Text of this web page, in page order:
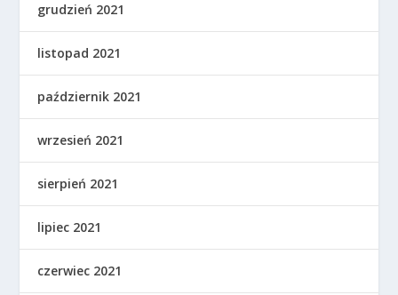
grudzień 2021
listopad 2021
październik 2021
wrzesień 2021
sierpień 2021
lipiec 2021
czerwiec 2021